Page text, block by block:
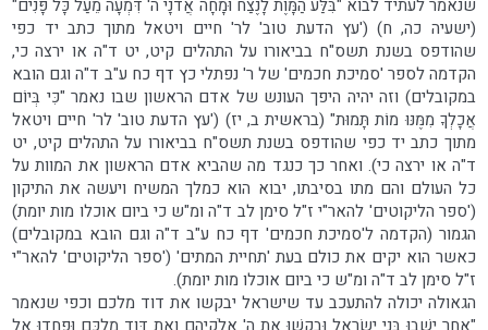
שנאמר לעתיד לבוא "בִּלַּע הַמָּוֶת לָנֶצַח וּמָחָה אֲדֹנָי ה' דִּמְעָה מֵעַל כָּל פָּנִים"
(ישעיה כה, ח) ('עץ הדעת טוב' לר' חיים ויטאל מתוך כתב יד כפי
שהודפס בשנת תשס"ח בביאורו על התהלים קיט, יט ד"ה או ירצה כי,
הקדמה לספר 'סמיכת חכמים' של ר' נפתלי כץ דף כח ע"ב ד"ה וגם הובא
במקובלים) וזה יהיה היפך העונש של אדם הראשון שבו נאמר "כִּי בְּיוֹם
אֲכָלְךָ מִמֶּנּוּ מוֹת תָּמוּת" (בראשית ב, יז) ('עץ הדעת טוב' לר' חיים ויטאל
מתוך כתב יד כפי שהודפס בשנת תשס"ח בביאורו על התהלים קיט, יט
ד"ה או ירצה כי). ואחר כך כנגד מה שהביא אדם הראשון את המוות על
כל העולם והם מתו בסיבתו, יבוא הוא כמלך המשיח ויעשה את התיקון
('ספר הליקוטים' להאר"י ז"ל סימן לב ד"ה ומ"ש כי ביום אוכלו מות יומת)
הגמור (הקדמה ל'סמיכת חכמים' דף כח ע"ב ד"ה וגם הובא במקובלים)
כאשר הוא יקים את כולם בעת 'תחיית המתים' ('ספר הליקוטים' להאר"י
ז"ל סימן לב ד"ה ומ"ש כי ביום אוכלו מות יומת).
הגאולה יכולה להתעכב עד שישראל יבקשו את דוד מלכם וכפי שנאמר